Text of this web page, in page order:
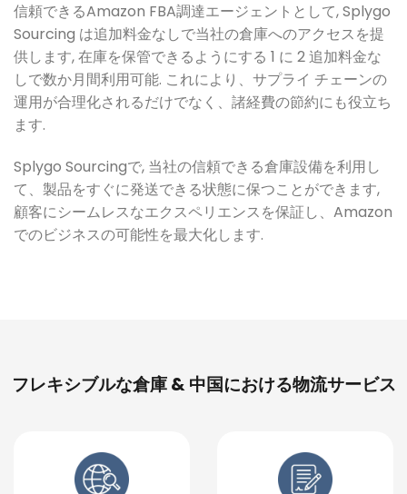
信頼できるAmazon FBA調達エージェントとして, Splygo
Sourcing は追加料金なしで当社の倉庫へのアクセスを提
供します, 在庫を保管できるようにする 1 に 2 追加料金な
しで数か月間利用可能. これにより、サプライ チェーンの
運用が合理化されるだけでなく、諸経費の節約にも役立ち
ます.
Splygo Sourcingで, 当社の信頼できる倉庫設備を利用し
て、製品をすぐに発送できる状態に保つことができます,
顧客にシームレスなエクスペリエンスを保証し、Amazon
でのビジネスの可能性を最大化します.
フレキシブルな倉庫 & 中国における物流サービス